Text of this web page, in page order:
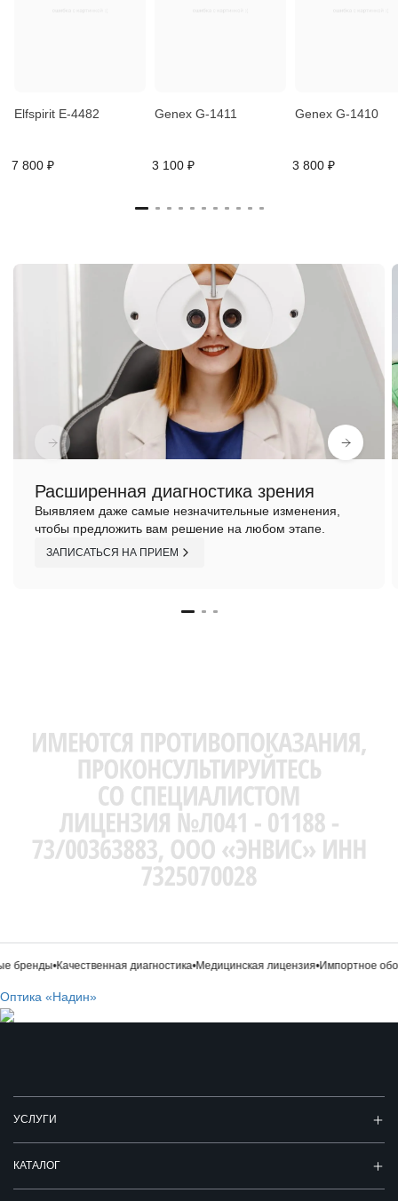
Elfspirit E-4482
7 800 ₽
Genex G-1411
3 100 ₽
Genex G-1410
3 800 ₽
Расширенная диагностика зрения
Выявляем даже самые незначительные изменения,
чтобы предложить вам решение на любом этапе.
ЗАПИСАТЬСЯ НА ПРИЕМ
бренды•Качественная диагностика•Медицинская лицензия•Импортное
Оптика «Надин»
УСЛУГИ
КАТАЛОГ